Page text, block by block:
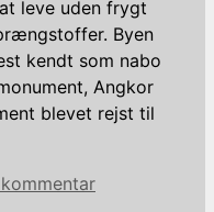
leve uden frygt
Byen
kendt som nabo
Angkor
blevet rejst til